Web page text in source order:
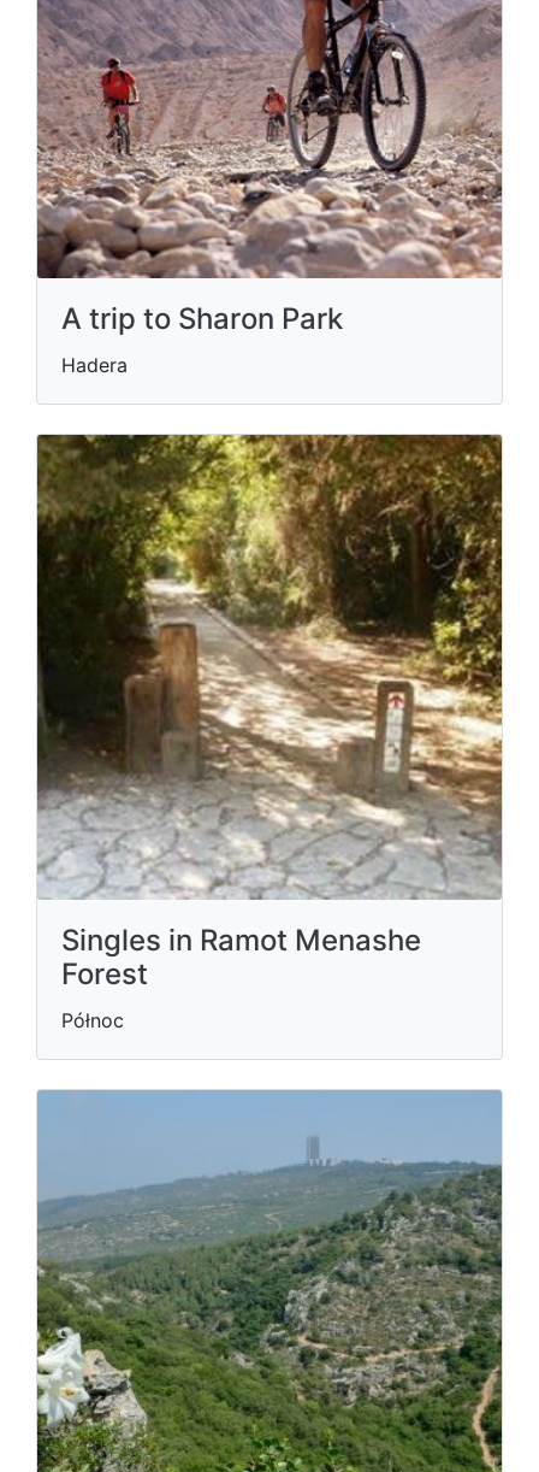
A trip to Sharon Park
Hadera
Singles in Ramot Menashe
Forest
Północ